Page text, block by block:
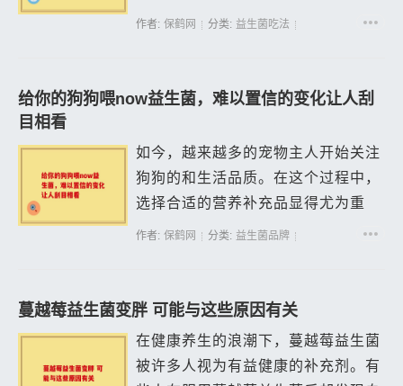
是否含有益生菌。 飞鹤作为国内知
卓睿1段...
作者: 保鹤网 分类: 益生菌吃法
给你的狗狗喂now益生菌，难以置信的变化让人刮
目相看
如今，越来越多的宠物主人开始关注
狗狗的和生活品质。在这个过程中，
选择合适的营养补充品显得尤为重
要。特别是当谈到狗狗的肠道时，益
有效性和...
作者: 保鹤网 分类: 益生菌品牌
蔓越莓益生菌变胖 可能与这些原因有关
在健康养生的浪潮下，蔓越莓益生菌
被许多人视为有益健康的补充剂。有